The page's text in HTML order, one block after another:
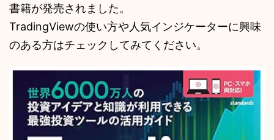
書籍が発売されました。
TradingViewの使い方や人気インジケーターに興味
のある方はチェックしてみてください。